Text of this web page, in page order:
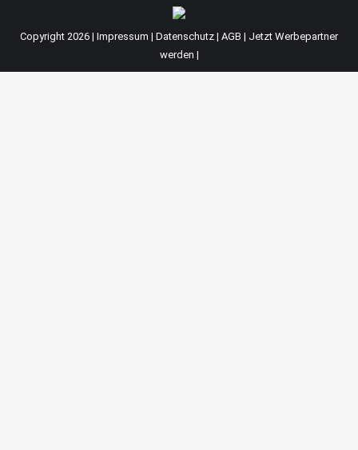
Copyright 2026 | Impressum | Datenschutz | AGB | Jetzt Werbepartner
werden |